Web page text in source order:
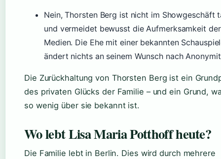
Nein, Thorsten Berg ist nicht im Showgeschäft
und vermeidet bewusst die Aufmerksamkeit der
Medien. Die Ehe mit einer bekannten
ändert nichts an seinem Wunsch nach
Die Zurückhaltung von Thorsten Berg ist ein
des privaten Glücks der Familie – und ein Grund,
so wenig über sie bekannt ist.
Wo lebt Lisa Maria Potthoff heute?
Die Familie lebt in Berlin. Dies wird durch mehrere